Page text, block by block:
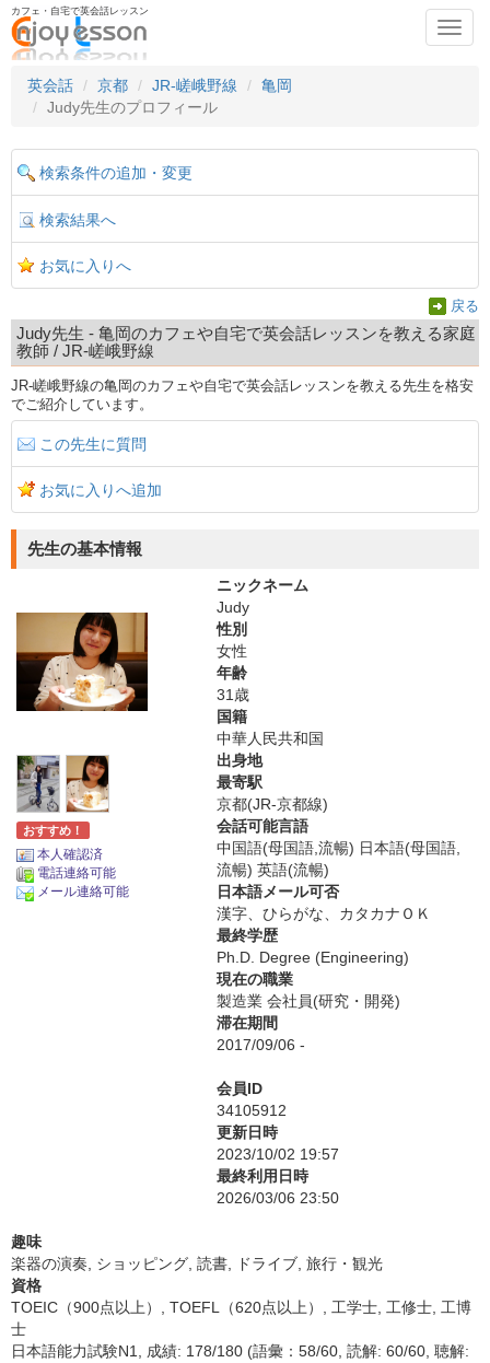
カフェ・自宅で英会話レッスン
英会話
京都 JR-嵯峨野線
亀岡
Judy先生のプロフィール
検索条件の追加・変更
検索結果へ
お気に入りへ
戻る
Judy先生 - 亀岡のカフェや自宅で英会話レッスンを教える家庭
教師 / JR-嵯峨野線
JR-嵯峨野線の亀岡のカフェや自宅で英会話レッスンを教える先生を格安
でご紹介しています。
この先生に質問
お気に入りへ追加
先生の基本情報
おすすめ！
本人確認済
電話連絡可能
メール連絡可能
ニックネーム
Judy
性別
女性
年齢
31歳
国籍
中華人民共和国
出身地
最寄駅
京都(JR-京都線)
会話可能言語
中国語(母国語,流暢) 日本語(母国語,
流暢) 英語(流暢)
日本語メール可否
漢字、ひらがな、カタカナＯＫ
最終学歴
Ph.D. Degree (Engineering)
現在の職業
製造業 会社員(研究・開発)
滞在期間
2017/09/06 -
会員ID
34105912
更新日時
2023/10/02 19:57
最終利用日時
2026/03/06 23:50
趣味
楽器の演奏, ショッピング, 読書, ドライブ, 旅行・観光
資格
TOEIC（900点以上）, TOEFL（620点以上）, 工学士, 工修士, 工博
士
日本語能力試験N1, 成績: 178/180 (語彙：58/60, 読解: 60/60, 聴解: